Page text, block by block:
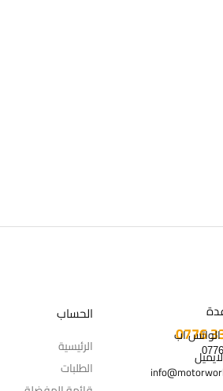
الواتس اب
الحساب
الرئيسية
الطلبات